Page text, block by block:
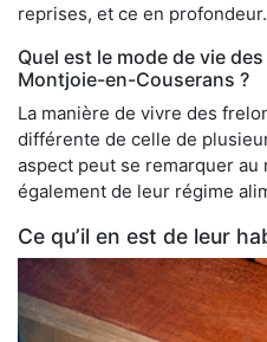
reprises, et ce en profondeur.
Quel est le mode de vie
Montjoie-en-Couserans ?
La manière de vivre des
différente de celle de
aspect peut se remarquer
également de leur régime
Ce qu’il en est de leur